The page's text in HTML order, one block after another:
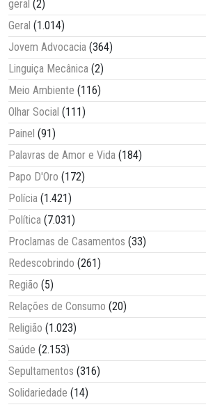
geral (2)
Geral (1.014)
Jovem Advocacia (364)
Linguiça Mecânica (2)
Meio Ambiente (116)
Olhar Social (111)
Painel (91)
Palavras de Amor e Vida (184)
Papo D'Oro (172)
Polícia (1.421)
Política (7.031)
Proclamas de Casamentos (33)
Redescobrindo (261)
Região (5)
Relações de Consumo (20)
Religião (1.023)
Saúde (2.153)
Sepultamentos (316)
Solidariedade (14)